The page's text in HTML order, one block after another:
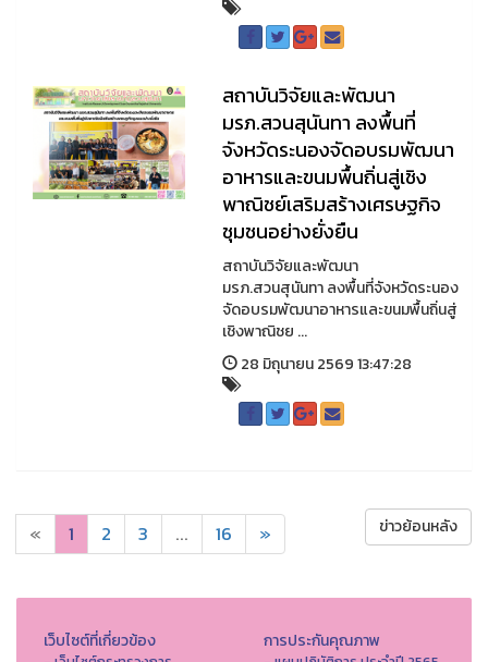
สถาบันวิจัยและพัฒนา
มรภ.สวนสุนันทา ลงพื้นที่
จังหวัดระนองจัดอบรมพัฒนา
อาหารและขนมพื้นถิ่นสู่เชิง
พาณิชย์เสริมสร้างเศรษฐกิจ
ชุมชนอย่างยั่งยืน
สถาบันวิจัยและพัฒนา
มรภ.สวนสุนันทา ลงพื้นที่จังหวัดระนอง
จัดอบรมพัฒนาอาหารและขนมพื้นถิ่นสู่
เชิงพาณิชย ...
28 มิถุนายน 2569 13:47:28
« 1 2 3 ... 16 » ข่าวย้อนหลัง
เว็บไซต์ที่เกี่ยวข้อง การประกันคุณภาพ